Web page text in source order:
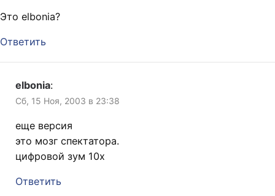
Это elbonia?
Ответить
elbonia:
Сб, 15 Ноя, 2003 в 23:38
еще версия
это мозг спектатора.
цифровой зум 10х
Ответить